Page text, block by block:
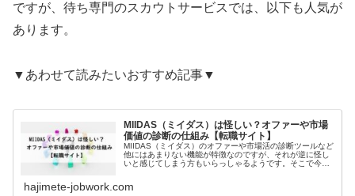
ですが、待ち専門のスカウトサービスでは、以下も人気が
あります。
▼あわせて読みたいおすすめ記事▼
MIIDAS（ミイダス）は怪しい？オファーや市場
価値の診断の仕組み【転職サイト】
MIIDAS（ミイダス）のオファーや市場活の診断ツールなど
他にはあまりない機能が特徴なのですが、それが逆に怪し
いと感じてしまう方もいらっしゃるようです。そこで今回
していきますので、これから転職を考えてる方もぜひご覧
hajimete-jobwork.com